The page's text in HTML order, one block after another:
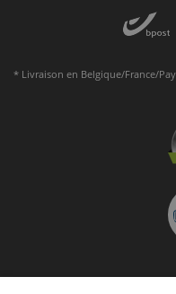
* Livraison en Belgique/France/